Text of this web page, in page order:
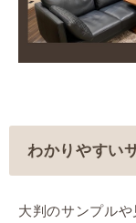
わかりやすい
大判のサンプル